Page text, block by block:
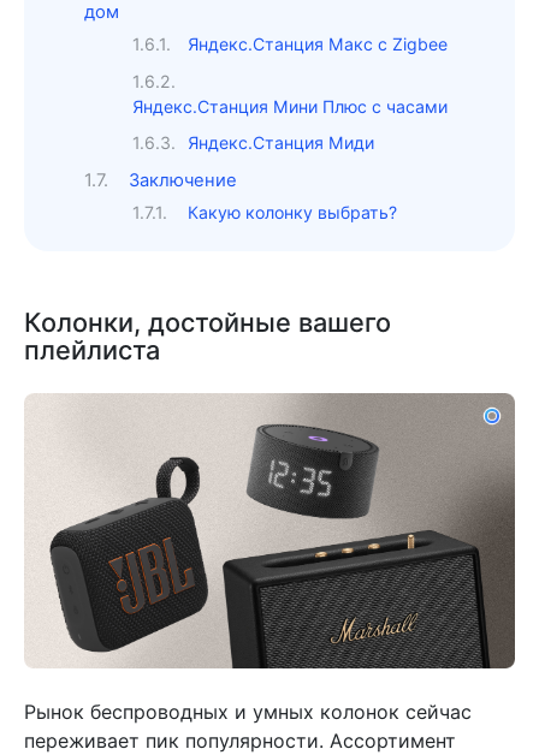
дом
Яндекс.Станция Макс с Zigbee
Яндекс.Станция Мини Плюс с часами
Яндекс.Станция Миди
Заключение
Какую колонку выбрать?
Колонки, достойные вашего
плейлиста
Рынок беспроводных и умных колонок сейчас
переживает пик популярности. Ассортимент